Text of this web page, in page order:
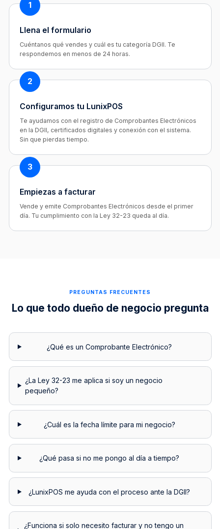
1
Llena el formulario
Cuéntanos qué vendes y cuál es tu categoría DGII. Te
respondemos en menos de 24 horas.
2
Configuramos tu LunixPOS
Te ayudamos con el registro de Comprobantes Electrónicos
en la DGII, certificados digitales y conexión con el sistema.
Sin que pierdas tiempo.
3
Empiezas a facturar
Vende y emite Comprobantes Electrónicos desde el primer
día. Tu cumplimiento con la Ley 32-23 queda al día.
PREGUNTAS FRECUENTES
Lo que todo dueño de negocio pregunta
¿Qué es un Comprobante Electrónico?
¿La Ley 32-23 me aplica si soy un negocio
pequeño?
¿Cuál es la fecha límite para mi negocio?
¿Qué pasa si no me pongo al día a tiempo?
¿LunixPOS me ayuda con el proceso ante la DGII?
¿Funciona si solo necesito facturar y no tengo un